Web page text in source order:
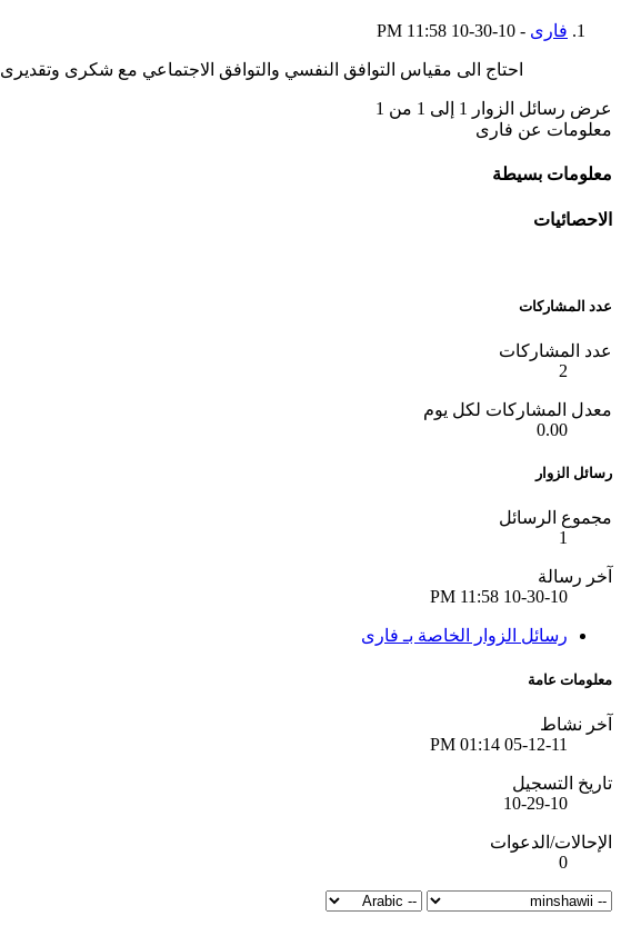
فارى -
10-30-10
11:58 PM
احتاج الى مقياس التوافق النفسي والتوافق الاجتماعي مع شكرى وتقديرى
عرض رسائل الزوار 1 إلى 1 من 1
معلومات عن فارى
معلومات بسيطة
الاحصائيات
عدد المشاركات
عدد المشاركات
2
معدل المشاركات لكل يوم
0.00
رسائل الزوار
مجموع الرسائل
1
آخر رسالة
10-30-10
11:58 PM
رسائل الزوار الخاصة بـ فارى
معلومات عامة
آخر نشاط
05-12-11
01:14 PM
تاريخ التسجيل
10-29-10
الإحالات/الدعوات
0